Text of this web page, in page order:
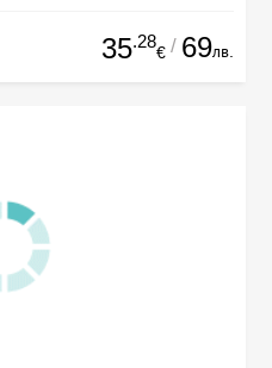
35.28
€ / 69лв.